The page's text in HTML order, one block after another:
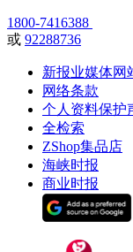
1800-7416388
或 92288736
新报业媒体网
网络条款
个人资料保护
全检索
ZShop集品店
海峡时报
商业时报